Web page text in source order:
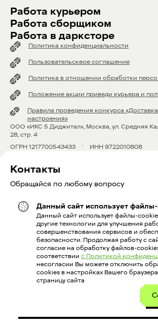
Работа курьером
Работа сборщиком
Работа в дарксторе
Политика конфиденциальности
Пользовательскеое соглашение
Политика в отношении обработки
Положение акции приведи курьера и
Правила проведения конкурса
настроения»
OOO «ИКС 5 Диджитал», Москва, ул. Средняя
28, стр. 4
ОГРН 1217700543433
* ИНН 9722010808
Контакты
Обращайся по любому вопросу
8 800 600 39 52
courierx5@x5.ru
Голосовой информатор:
Данный сайт использует
Данный сайт использует файлы-
другие технологии для улучшения
совершенствования сервисов и
безопасности. Продолжая работу с
согласие на обработку файлов-
соответствии с Политикой
несогласии Вы можете отключить
cookies в настройках Вашего
страницу сайта